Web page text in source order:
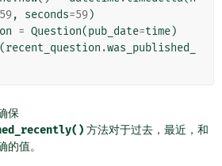
59, seconds=59)
= Question(pub_date=time)
(recent_question .was_published_
保
方法对于过去，最近，和
的值。